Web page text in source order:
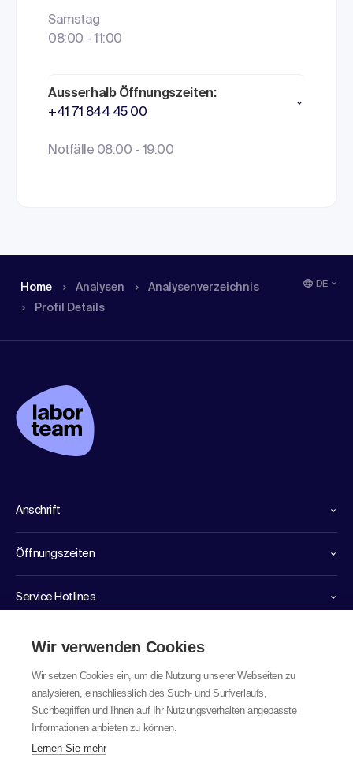
Samstag
08:00 - 11:00
Ausserhalb Öffnungszeiten:
+41 71 844 45 00
Notfälle 08:00 - 19:00
Home Analysen
Analysen­verzeichnis
Profil Details
DE
Anschrift
Öffnungszeiten
Service Hotlines
LinksWir verwenden Cookies
Wir setzen Cookies ein, um die Nutzung unserer Webseiten zu
analysieren, einschliesslich des Such- und Surfverlaufs,
Suchbegriffen und Ihnen auf Ihr Nutzungsverhalten angepasste
Informationen anbieten zu können.
Lernen Sie mehr